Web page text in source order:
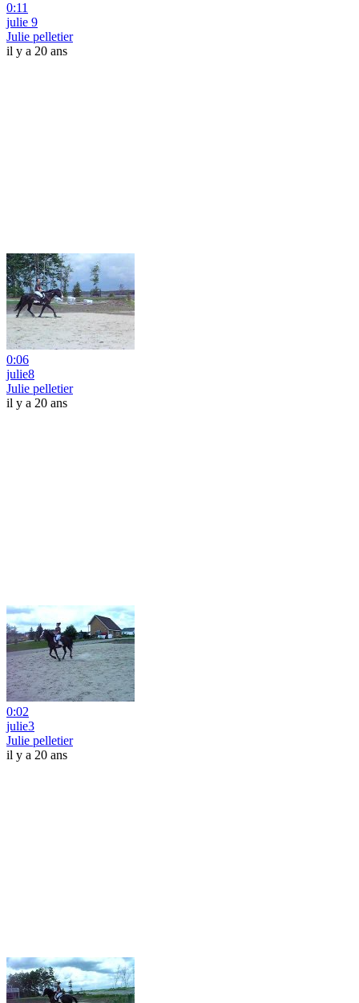
0:11
julie 9
Julie pelletier
il y a 20 ans
0:06
julie8
Julie pelletier
il y a 20 ans
0:02
julie3
Julie pelletier
il y a 20 ans